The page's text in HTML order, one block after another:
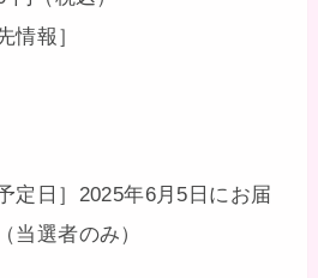
情報］
定日］2025年6月5日にお届
選者のみ）